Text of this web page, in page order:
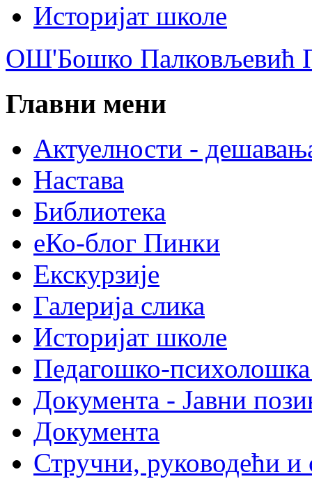
Историјат школе
ОШ'Бошко Палковљевић
Главни мени
Актуелности -
Настава
Библиотека
еКо-блог Пинки
Екскурзије
Галерија слика
Историјат школе
Педагошко-психолошка
Документа - Јавни
Документа
Стручни, руководећи и